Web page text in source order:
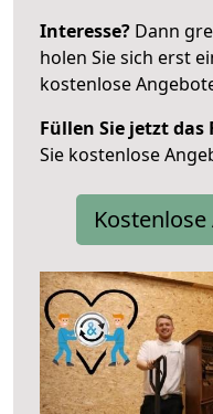
Interesse? Dann
holen Sie sich erst
kostenlose
Füllen Sie jetzt
Sie kostenlose